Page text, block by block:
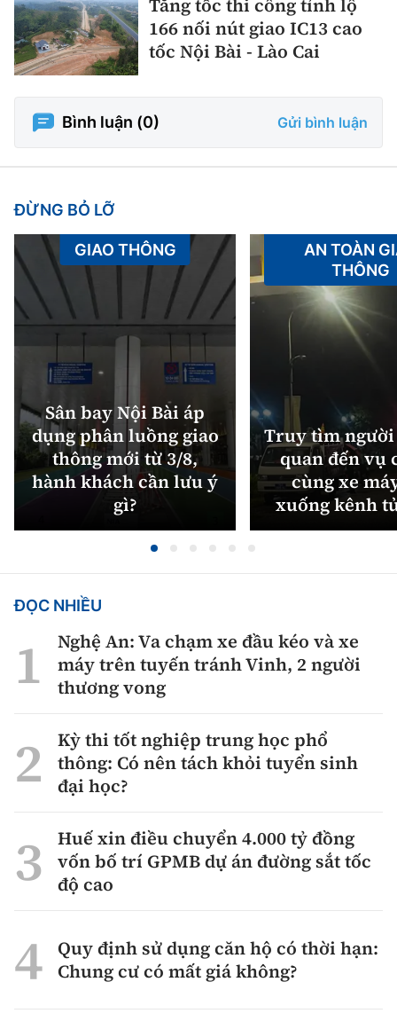
Tăng tốc thi công tỉnh lộ
166 nối nút giao IC13 cao
tốc Nội Bài - Lào Cai
Bình luận (0) Gửi bình luận
ĐỪNG BỎ LỠ
Sân bay Nội Bài áp
dụng phân luồng giao
thông mới từ 3/8,
hành khách cần lưu ý
gì?
GIAO THÔNG
Truy tìm
quan đến vụ
cùng xe
xuống kênh
AN TOÀN
THÔNG
ĐỌC NHIỀU
Nghệ An: Va chạm xe đầu kéo và xe
máy trên tuyến tránh Vinh, 2 người
thương vong
Kỳ thi tốt nghiệp trung học phổ
thông: Có nên tách khỏi tuyển sinh
đại học?
Huế xin điều chuyển 4.000 tỷ đồng
vốn bố trí GPMB dự án đường sắt tốc
độ cao
Quy định sử dụng căn hộ có thời hạn:
Chung cư có mất giá không?